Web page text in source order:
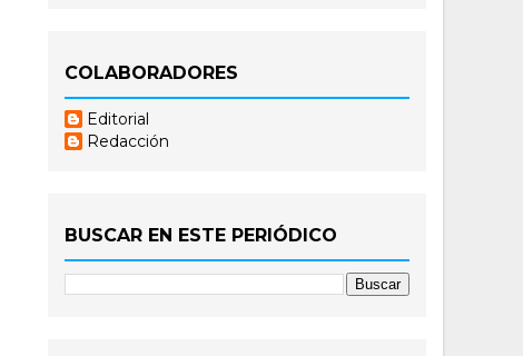
COLABORADORES
Editorial
Redacción
BUSCAR EN ESTE PERIÓDICO